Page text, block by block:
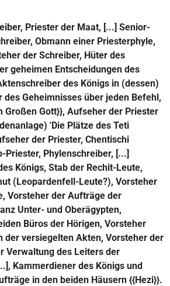
Priester der Maat, [...] Senior-
Obmann einer Priesterphyle,
der Schreiber, Hüter des
geheimen Entscheidungen des
des Königs in (dessen)
des Geheimnisses über jeden Befehl,
Großen Gott}}, Aufseher der Priester
'Die Plätze des Teti
der Priester, Chentischi
Priester, Phylenschreiber, [...]
Königs, Stab der Rechit-Leute,
(Leopardenfell-Leute?), Vorsteher
Vorsteher der Aufträge der
Unter- und Oberägypten,
Büros der Hörigen, Vorsteher
der versiegelten Akten, Vorsteher der
Verwaltung des Leiters der
Kammerdiener des Königs und
in den beiden Häusern {{Hezi}}.